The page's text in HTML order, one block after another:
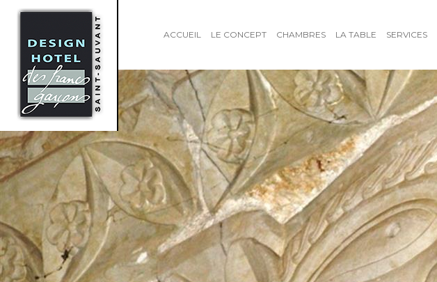
ACCUEIL LE CONCEPT CHAMBRES LA TABLE SERVICES